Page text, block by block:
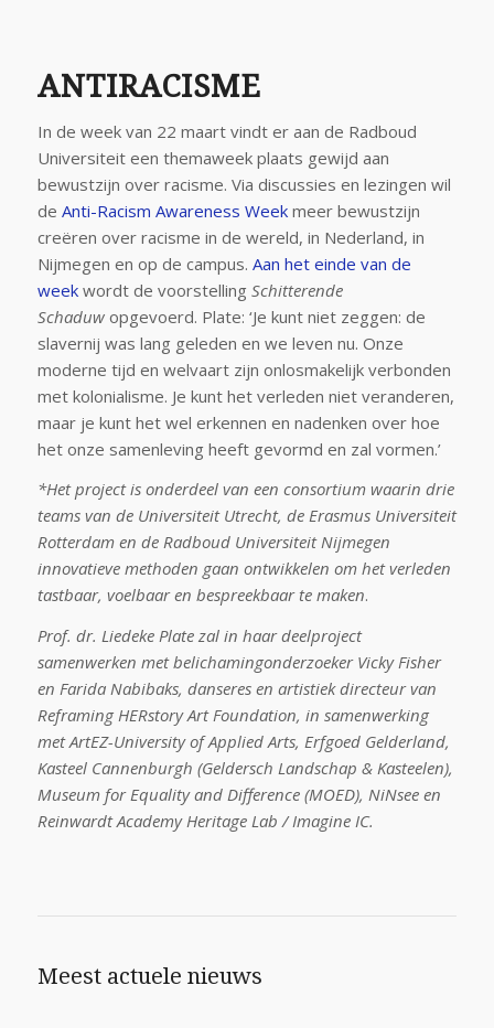
ANTIRACISME
In de week van 22 maart vindt er aan de Radboud
Universiteit een themaweek plaats gewijd aan
bewustzijn over racisme. Via discussies en lezingen wil
de Anti-Racism Awareness Weekmeer bewustzijn
creëren over racisme in de wereld, in Nederland, in
Nijmegen en op de campus. Aan het einde van de
weekwordt de voorstelling Schitterende
Schaduwopgevoerd. Plate: ‘Je kunt niet zeggen: de
slavernij was lang geleden en we leven nu. Onze
moderne tijd en welvaart zijn onlosmakelijk verbonden
met kolonialisme. Je kunt het verleden niet veranderen,
maar je kunt het wel erkennen en nadenken over hoe
het onze samenleving heeft gevormd en zal vormen.’
*Het project is onderdeel van een consortium waarin drie
teams van de Universiteit Utrecht, de Erasmus Universiteit
Rotterdam en de Radboud Universiteit Nijmegen
innovatieve methoden gaan ontwikkelen om het verleden
tastbaar, voelbaar en bespreekbaar te maken.
Prof. dr. Liedeke Plate zal in haar deelproject
samenwerken met belichamingonderzoeker Vicky Fisher
en Farida Nabibaks, danseres en artistiek directeur van
Reframing HERstory Art Foundation, in samenwerking
met ArtEZ-University of Applied Arts, Erfgoed Gelderland,
Kasteel Cannenburgh (Geldersch Landschap & Kasteelen),
Museum for Equality and Difference (MOED), NiNsee en
Reinwardt Academy Heritage Lab / Imagine IC.
Meest actuele nieuws